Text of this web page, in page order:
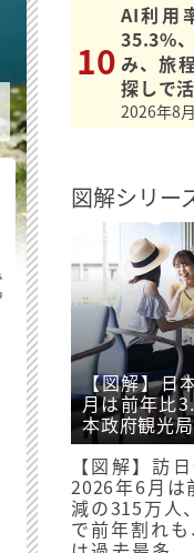
AI利用
35.3%
み、旅
探しで
2026年8
図解シリー
【図解】日
月は前年比
本政府観光局
【図解】訪
2026年6月は
減の315万人
で前年割れ